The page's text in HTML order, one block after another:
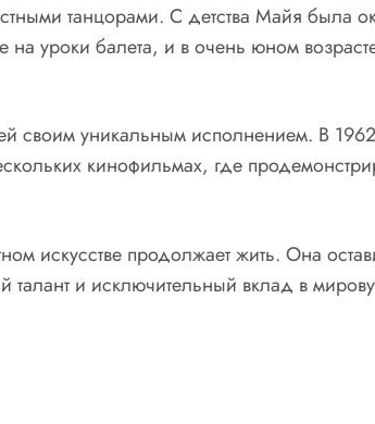
танцорами. С детства Майя была
уроки балета, и в очень юном
своим уникальным исполнением. В
кинофильмах, где
искусстве продолжает жить. Она
и исключительный вклад в